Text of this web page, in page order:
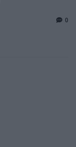
0